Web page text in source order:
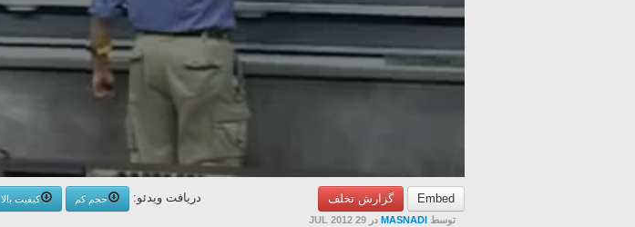
Embed گزارش تخلف دریافت ویدئو: حجم کم
کیفیت بالا
توسط MASNADI در 29 JUL 2012